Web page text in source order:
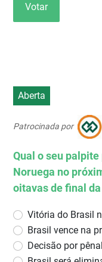
Votar
Aberta
Patrocinada por
Qual o seu
Noruega no
oitavas de final
Vitória do Brasil
Brasil vence na
Decisão por